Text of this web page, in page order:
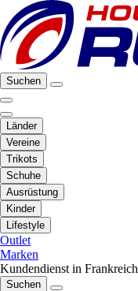
Suchen
Länder
Vereine
Trikots
Schuhe
Ausrüstung
Kinder
Lifestyle
Outlet
Marken
Kundendienst in Frankreich
Suchen